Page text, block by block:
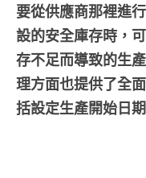
要從供應商那裡進
設的安全庫存時，
存不足而導致的生
理方面也提供了全
括設定生產開始日